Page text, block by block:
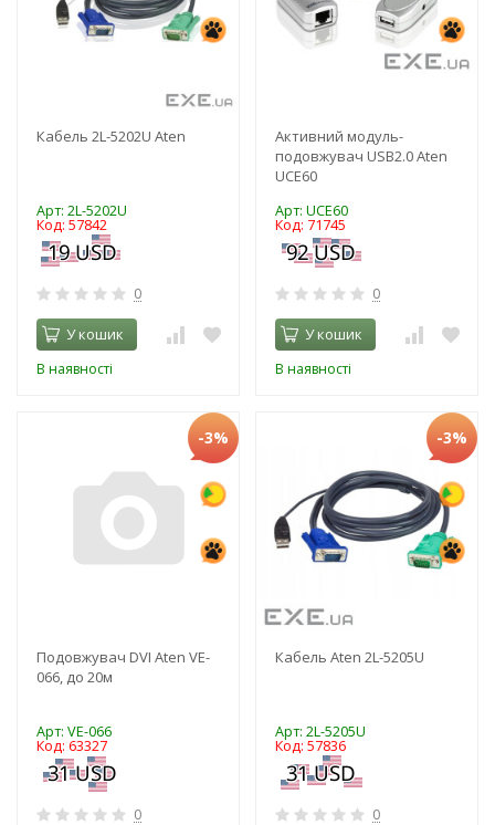
Кабель 2L-5202U Aten
Арт: 2L-5202U
Код: 57842
0
У кошик
В наявності
Активний модуль-
подовжувач USB2.0 Aten
UCE60
Арт: UCE60
Код: 71745
0
У кошик
В наявності
-3%
Подовжувач DVI Aten VE-
066, до 20м
Арт: VE-066
Код: 63327
0
-3%
Кабель Aten 2L-5205U
Арт: 2L-5205U
Код: 57836
0